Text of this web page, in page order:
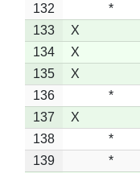
132
*
133
X
134
X
135
X
136
*
137
X
138
*
139
*